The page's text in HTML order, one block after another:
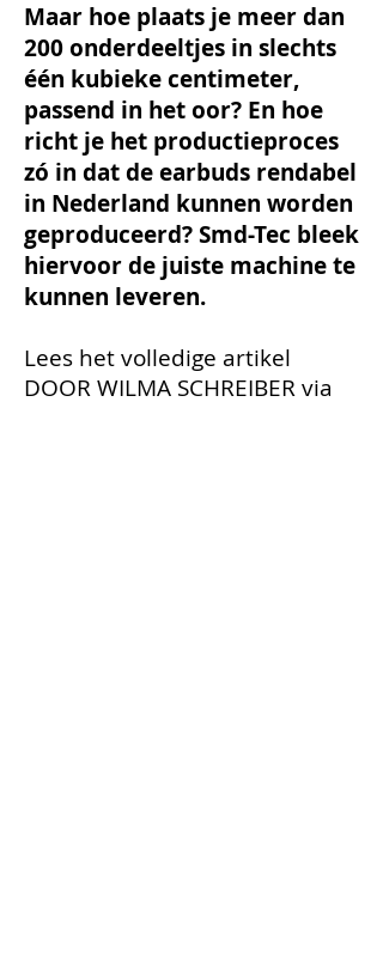
Maar hoe plaats je meer dan
200 onderdeeltjes in slechts
één kubieke centimeter,
passend in het oor? En hoe
richt je het productieproces
zó in dat de earbuds rendabel
in Nederland kunnen worden
geproduceerd? Smd-Tec bleek
hiervoor de juiste machine te
kunnen leveren.
Lees het volledige artikel
DOOR WILMA SCHREIBER via